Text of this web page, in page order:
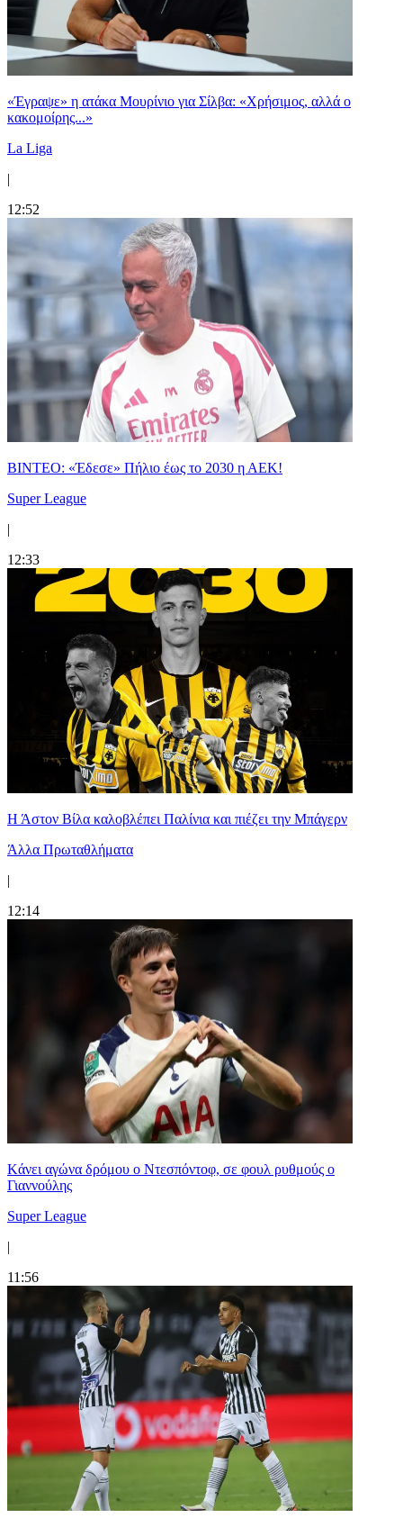
«Έγραψε» η ατάκα Μουρίνιο για Σίλβα: «Χρήσιμος, αλλά ο
κακομοίρης...»
La Liga
|
12:52
ΒΙΝΤΕΟ: «Έδεσε» Πήλιο έως το 2030 η ΑΕΚ!
Super League
|
12:33
Η Άστον Βίλα καλοβλέπει Παλίνια και πιέζει την Μπάγερν
Άλλα Πρωταθλήματα
|
12:14
Kάνει αγώνα δρόμου ο Ντεσπόντοφ, σε φουλ ρυθμούς ο
Γιαννούλης
Super League
|
11:56